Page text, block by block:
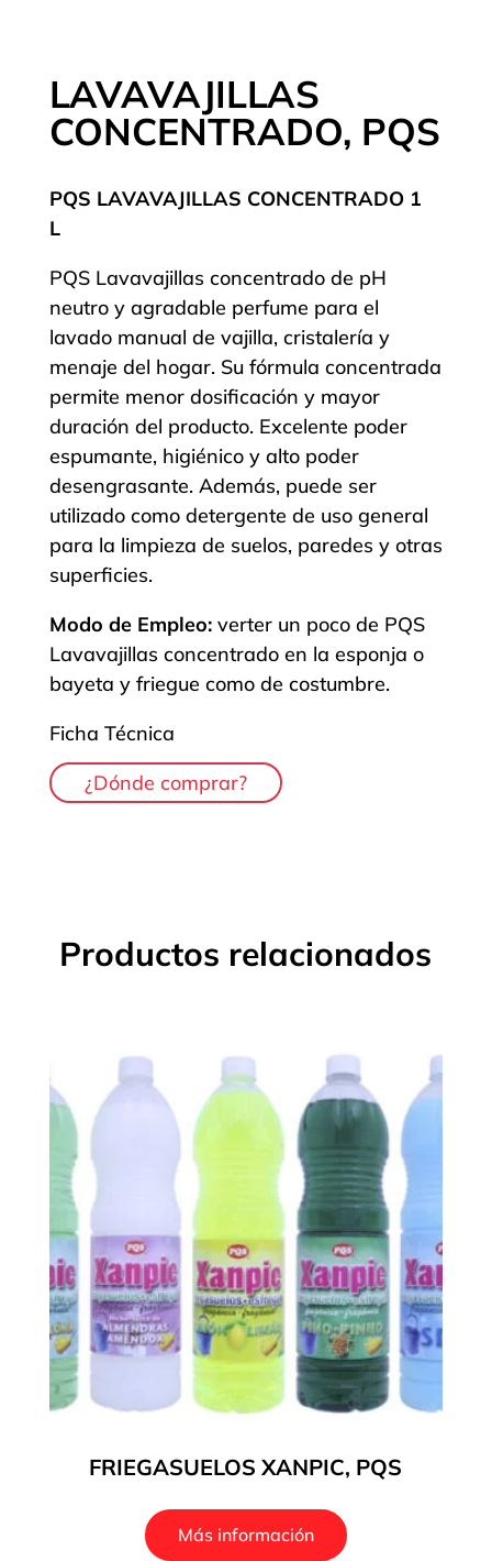
LAVAVAJILLAS
CONCENTRADO, PQS
PQS LAVAVAJILLAS CONCENTRADO 1
L
PQS Lavavajillas concentrado de pH
neutro y agradable perfume para el
lavado manual de vajilla, cristalería y
menaje del hogar. Su fórmula concentrada
permite menor dosificación y mayor
duración del producto. Excelente poder
espumante, higiénico y alto poder
desengrasante. Además, puede ser
utilizado como detergente de uso general
para la limpieza de suelos, paredes y otras
superficies.
Modo de Empleo:verter un poco de PQS
Lavavajillas concentrado en la esponja o
bayeta y friegue como de costumbre.
Ficha Técnica
¿Dónde comprar?
Productos relacionados
FRIEGASUELOS XANPIC, PQS
Más información